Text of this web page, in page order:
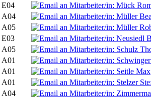
E04
A04
A05
E03
A05
A01
A01
A01
A04